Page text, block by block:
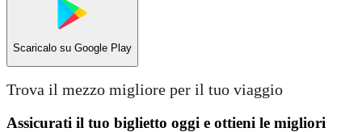
Scaricalo su Google Play
Trova il mezzo migliore per il tuo viaggio
Assicurati il ​​tuo biglietto oggi e ottieni le migliori